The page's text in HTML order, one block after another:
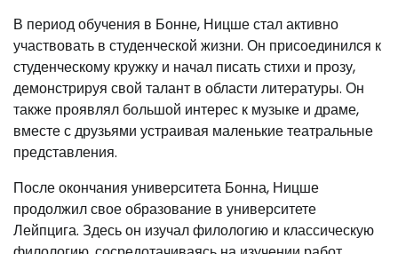
В период обучения в Бонне, Ницше стал активно
участвовать в студенческой жизни. Он присоединился к
студенческому кружку и начал писать стихи и прозу,
демонстрируя свой талант в области литературы. Он
также проявлял большой интерес к музыке и драме,
вместе с друзьями устраивая маленькие театральные
представления.
После окончания университета Бонна, Ницше
продолжил свое образование в университете
Лейпцига. Здесь он изучал филологию и классическую